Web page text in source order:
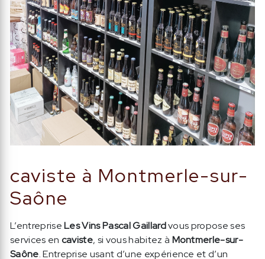
caviste à Montmerle-sur-
Saône
L’entrepriseLes Vins Pascal Gaillardvous propose ses
services en caviste, si vous habitez à Montmerle-sur-
Saône. Entreprise usant d’une expérience et d’un